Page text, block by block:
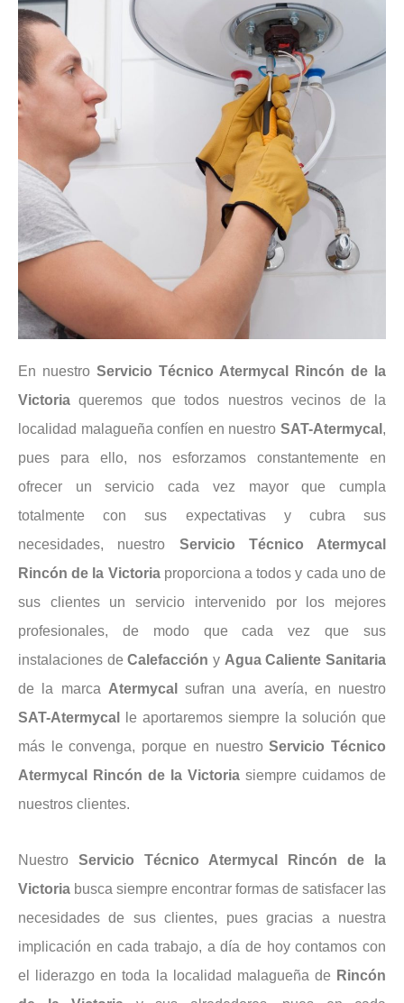
En nuestro Servicio Técnico Atermycal Rincón de la
Victoria queremos que todos nuestros vecinos de la
localidad malagueña confíen en nuestro SAT-Atermycal ,
pues para ello, nos esforzamos constantemente en
ofrecer un servicio cada vez mayor que cumpla
totalmente con sus expectativas y cubra sus
necesidades, nuestro Servicio Técnico Atermycal
Rincón de la Victoriaproporciona a todos y cada uno de
sus clientes un servicio intervenido por los mejores
profesionales, de modo que cada vez que sus
instalaciones deCalefacción y Agua Caliente Sanitaria
de la marca Atermycal
sufran una avería, en nuestro
SAT-Atermycal
le aportaremos siempre la solución que
más le convenga, porque en nuestroServicio Técnico
Atermycal Rincón de la Victoria siempre cuidamos de
nuestros clientes.
Nuestro Servicio Técnico Atermycal Rincón de la
Victoria busca siempre encontrar formas de satisfacer las
necesidades de sus clientes, pues gracias a nuestra
implicación en cada trabajo, a día de hoy contamos con
el liderazgo en toda la localidad malagueña de Rincón